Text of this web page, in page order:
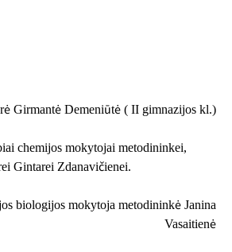
Girmantė Demeniūtė ( II gimnazijos kl.)
chemijos mokytojai metodininkei,
Gintarei Zdanavičienei.
biologijos mokytoja metodininkė Janina
Vasaitienė